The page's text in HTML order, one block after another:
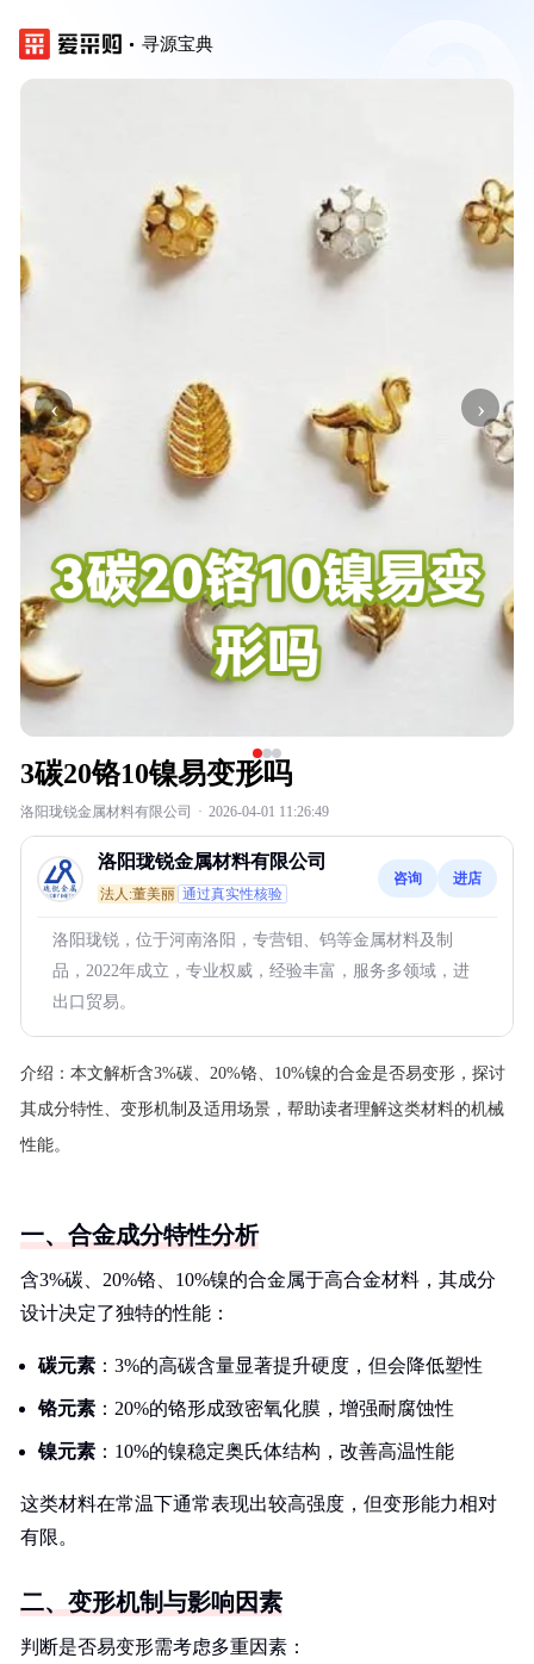
寻源宝典
‹ ›
3碳20铬10镍易变形吗
洛阳珑锐金属材料有限公司 · 2026-04-01 11:26:49
洛阳珑锐金属材料有限公司
法人:董美丽 通过真实性核验
咨询 进店
洛阳珑锐，位于河南洛阳，专营钼、钨等金属材料及制
品，2022年成立，专业权威，经验丰富，服务多领域，进
出口贸易。
介绍： 本文解析含3%碳、20%铬、10%镍的合金是否易变形，探讨
其成分特性、变形机制及适用场景，帮助读者理解这类材料的机械
性能。
一、合金成分特性分析
含3%碳、20%铬、10%镍的合金属于高合金材料，其成分
设计决定了独特的性能：
碳元素 ：3%的高碳含量显著提升硬度，但会降低塑性
铬元素 ：20%的铬形成致密氧化膜，增强耐腐蚀性
镍元素 ：10%的镍稳定奥氏体结构，改善高温性能
这类材料在常温下通常表现出较高强度，但变形能力相对
有限。
二、变形机制与影响因素
判断是否易变形需考虑多重因素：